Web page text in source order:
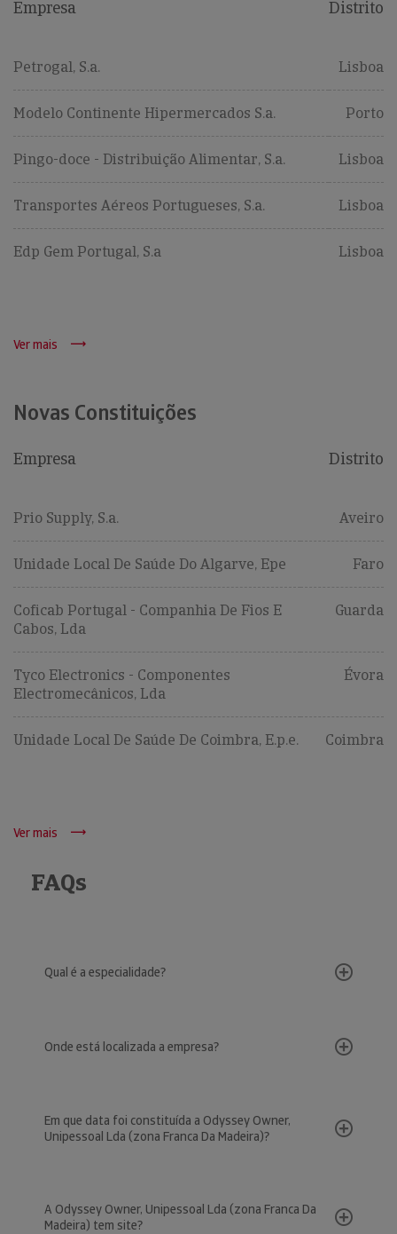
Empresa Distrito
Petrogal, S.a. Lisboa
Modelo Continente Hipermercados S.a. Porto
Pingo-doce - Distribuição Alimentar, S.a. Lisboa
Transportes Aéreos Portugueses, S.a. Lisboa
Edp Gem Portugal, S.a Lisboa
Ver mais
Novas Constituições
Empresa Distrito
Prio Supply, S.a. Aveiro
Unidade Local De Saúde Do Algarve, Epe Faro
Coficab Portugal - Companhia De Fios E
Cabos, Lda
Guarda
Tyco Electronics - Componentes
Electromecânicos, Lda
Évora
Unidade Local De Saúde De Coimbra, E.p.e. Coimbra
Ver mais
FAQs
Qual é a especialidade?
Onde está localizada a empresa?
Em que data foi constituída a Odyssey Owner,
Unipessoal Lda (zona Franca Da Madeira)?
A Odyssey Owner, Unipessoal Lda (zona Franca Da
Madeira) tem site?